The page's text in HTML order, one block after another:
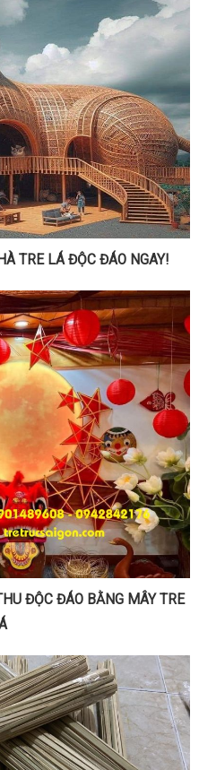
TRE LÁ ĐỘC ĐÁO NGAY!
ĐỘC ĐÁO BẰNG MÂY TRE